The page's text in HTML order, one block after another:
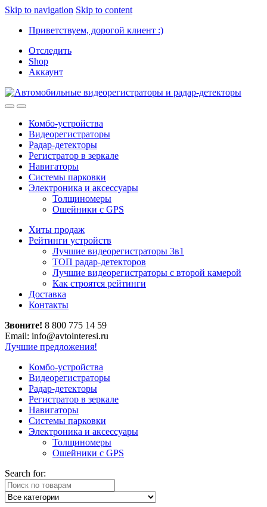
Skip to navigation Skip to content
Приветствуем, дорогой клиент :)
Отследить
Shop
Аккаунт
Комбо-устройства
Видеорегистраторы
Радар-детекторы
Регистратор в зеркале
Навигаторы
Системы парковки
Электроника и аксессуары
Толщиномеры
Ошейники с GPS
Хиты продаж
Рейтинги устройств
Лучшие видеорегистраторы 3в1
ТОП радар-детекторов
Лучшие видеорегистраторы с второй камерой
Как строятся рейтинги
Доставка
Контакты
Звоните! 8 800 775 14 59
Email: info@avtointeresi.ru
Лучшие предложения!
Комбо-устройства
Видеорегистраторы
Радар-детекторы
Регистратор в зеркале
Навигаторы
Системы парковки
Электроника и аксессуары
Толщиномеры
Ошейники с GPS
Search for: